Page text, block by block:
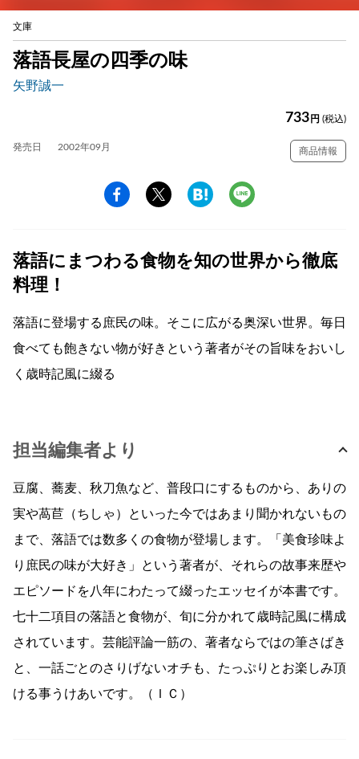
文庫
落語長屋の四季の味
矢野誠一
733 円 (税込)
発売日 2002年09月 商品情報
落語にまつわる食物を知の世界から徹底
料理！
落語に登場する庶民の味。そこに広がる奥深い世界。毎日
食べても飽きない物が好きという著者がその旨味をおいし
く歳時記風に綴る
担当編集者より
豆腐、蕎麦、秋刀魚など、普段口にするものから、ありの
実や萵苣（ちしゃ）といった今ではあまり聞かれないもの
まで、落語では数多くの食物が登場します。「美食珍味よ
り庶民の味が大好き」という著者が、それらの故事来歴や
エピソードを八年にわたって綴ったエッセイが本書です。
七十二項目の落語と食物が、旬に分かれて歳時記風に構成
されています。芸能評論一筋の、著者ならではの筆さばき
と、一話ごとのさりげないオチも、たっぷりとお楽しみ頂
ける事うけあいです。（ＩＣ）